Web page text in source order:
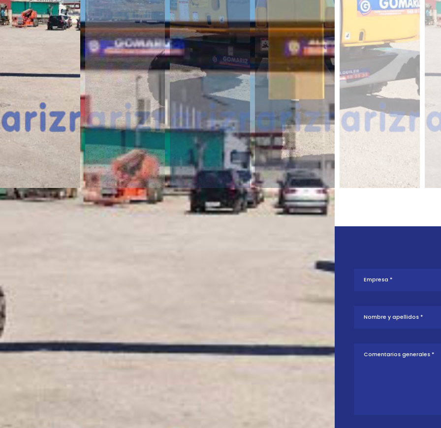
esta máquina?
Haulotte HA260PX